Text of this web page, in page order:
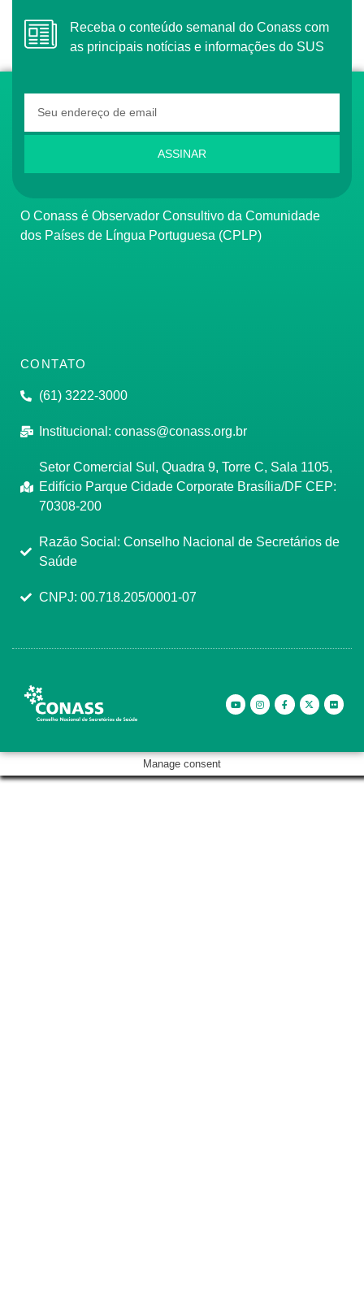
Receba o conteúdo semanal do Conass com
as principais notícias e informações do SUS
ASSINAR
O Conass é Observador Consultivo da Comunidade
dos Países de Língua Portuguesa (CPLP)
CONTATO
(61) 3222-3000
Institucional: conass@conass.org.br
Setor Comercial Sul, Quadra 9, Torre C, Sala 1105,
Edifício Parque Cidade Corporate Brasília/DF CEP:
70308-200
Razão Social: Conselho Nacional de Secretários de
Saúde
CNPJ: 00.718.205/0001-07
Manage consent